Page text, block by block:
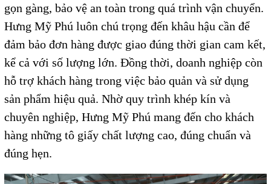
gọn gàng, bảo vệ an toàn trong quá trình vận chuyển.
Hưng Mỹ Phú luôn chú trọng đến khâu hậu cần để
đảm bảo đơn hàng được giao đúng thời gian cam kết,
kể cả với số lượng lớn. Đồng thời, doanh nghiệp còn
hỗ trợ khách hàng trong việc bảo quản và sử dụng
sản phẩm hiệu quả. Nhờ quy trình khép kín và
chuyên nghiệp, Hưng Mỹ Phú mang đến cho khách
hàng những tô giấy chất lượng cao, đúng chuẩn và
đúng hẹn.